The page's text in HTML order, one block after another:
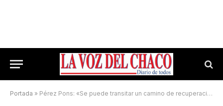
Portada » Pérez Pons: «Se puede transitar un camino de recuperación aun en pandemia»